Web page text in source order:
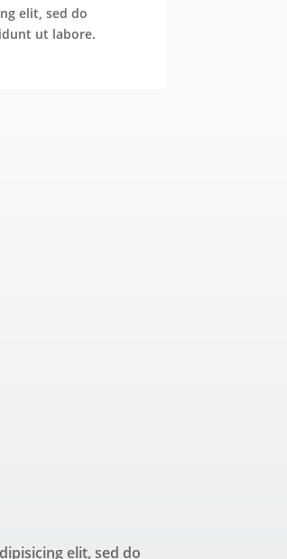
elit, sed do
ut labore.
elit, sed do